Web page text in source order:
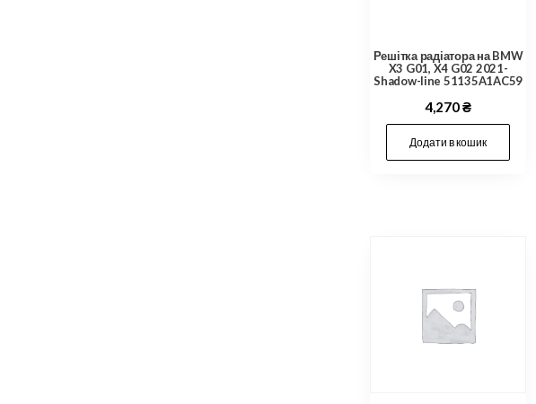
Решітка радіатора на BMW
X3 G01, X4 G02 2021-
Shadow-line 51135A1AC59
4,270₴
Додати в кошик